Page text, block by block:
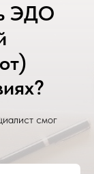
ЭДО
смог